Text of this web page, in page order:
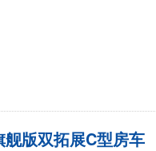
版双拓展C型房车